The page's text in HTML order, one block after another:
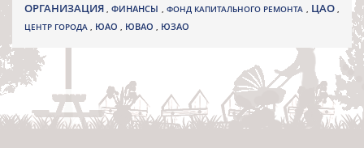
ОРГАНИЗАЦИЯ,ФИНАНСЫ , ФОНД КАПИТАЛЬНОГО РЕМОНТА , ЦАО,
ЦЕНТР ГОРОДА , ЮАО , ЮВАО , ЮЗАО